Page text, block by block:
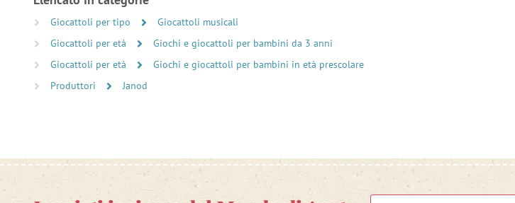
Giocattoli per tipo
Giocattoli musicali
Giocattoli per età
Giochi e giocattoli per bambini da 3 anni
Giocattoli per età
Giochi e giocattoli per bambini in età prescolare
Produttori
Janod